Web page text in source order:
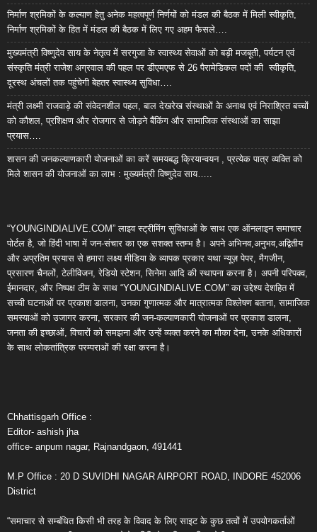
निर्माण श्रमिकों के कल्याण हेतु अनेक महत्वपूर्ण निर्णयों को मंडल की बैठक में मिली स्वीकृति,
निर्माण श्रमिकों के हित में मंडल की बैठक में लिए गए अहम फैसले….
मुख्यमंत्री विष्णुदेव साय के नेतृत्व में सरगुजा के स्वास्थ्य सेवाओं को बड़ी मजबूती, पर्यटन एवं
संस्कृति मंत्री राजेश अग्रवाल की पहल पर डीएमएफ से 26 पैरामेडिकल पदों की स्वीकृति,
दूरस्थ अंचलों तक पहुंचेगी बेहतर स्वास्थ्य सुविधा….
मंत्री लक्ष्मी राजवाड़े की संवेदनशील पहल, बाल देखरेख संस्थाओं के अनाथ एवं निराश्रित बच्चों
को कौशल, प्रशिक्षण और रोजगार से जोड़ने बैंकिंग और सामाजिक संस्थाओं का साझा
प्रयास….
शासन की जनकल्याणकारी योजनाओं का करें समयबद्ध क्रियान्वयन , प्रत्येक पात्र व्यक्ति को
मिले शासन की योजनाओं का लाभ : मुख्यमंत्री विष्णुदेव साय…..
“YOUNGINDIALIVE.COM” लाइव स्ट्रीमिंग सुविधाओं के साथ एक ऑनलाइन समाचार
पोर्टल है, जो हिंदी भाषा में जन-संचार का एक सशक्त स्तम्भ है। अपने अभिनव,अनुभव,अद्वितीय
और अप्रतिम प्रयास से हमारा लक्ष्य मीडिया के व्यापक प्रकार यथा न्यूज़ पेपर, मैगजीन,
प्रसारण चैनलों, टेलीविजन, रेडियो स्टेशन, सिनेमा आदि की स्थापना करना है। अपनी परिपक्व,
ईमानदार, और निष्पक्ष टीम के साथ “YOUNGINDIALIVE.COM” का उद्देश्य देशहित में
सच्ची घटनाओं पर प्रकाश डालना, उनका गुणात्मक और मात्रात्मक विश्लेषण बताना, सामाजिक
समस्याओं को उजागर करना, सरकार की जन-कल्याणकारी योजनाओं पर प्रकाश डालना,
जनता की इच्छाओं, विचारों को समझना और उन्हें व्यक्त करने का मौका देना, उनके अधिकारों
के साथ लोकतांत्रिक परम्पराओं की रक्षा करना है।
Chhattisgarh Office :
Editor- ashish jha
office- anpum nagar, Rajnandgaon, 491441
M.P Office : 20 D SUVIDHI NAGAR AIRPORT ROAD, INDORE 452006
District
“समाचार से सम्बंधित किसी भी तरह के विवाद के लिए साइट के कुछ तत्वों में उपयोगकर्ताओं